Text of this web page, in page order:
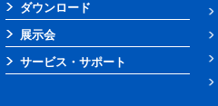
ダウンロード
展示会
サービス・サポート